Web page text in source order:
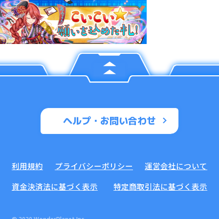
ヘルプ・お問い合わせ
利用規約 プライバシーポリシー
運営会社について
資金決済法に基づく表示
特定商取引法に基づく表示